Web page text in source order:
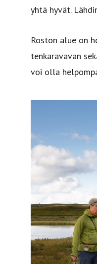
yhtä hyvät.
Roston alue on
tenkaravavan
voi olla